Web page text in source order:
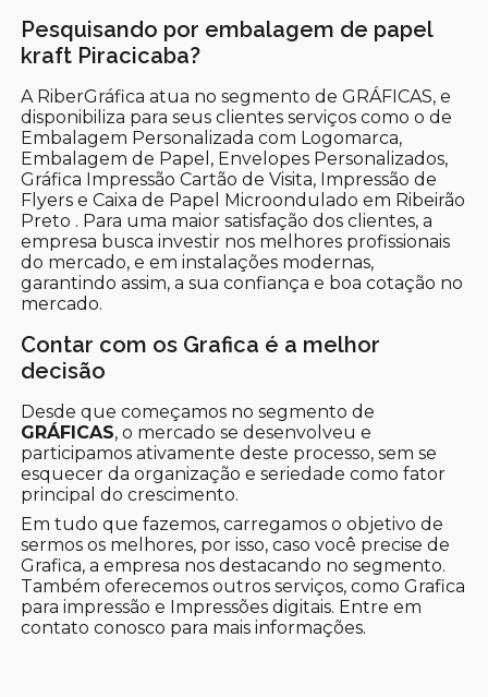
Pesquisando por embalagem de papel
kraft Piracicaba?
A RiberGráfica atua no segmento de GRÁFICAS, e
disponibiliza para seus clientes serviços como o de
Embalagem Personalizada com Logomarca,
Embalagem de Papel, Envelopes Personalizados,
Gráfica Impressão Cartão de Visita, Impressão de
Flyers e Caixa de Papel Microondulado em Ribeirão
Preto . Para uma maior satisfação dos clientes, a
empresa busca investir nos melhores profissionais
do mercado, e em instalações modernas,
garantindo assim, a sua confiança e boa cotação no
mercado.
Contar com os Grafica é a melhor
decisão
Desde que começamos no segmento de
GRÁFICAS, o mercado se desenvolveu e
participamos ativamente deste processo, sem se
esquecer da organização e seriedade como fator
principal do crescimento.
Em tudo que fazemos, carregamos o objetivo de
sermos os melhores, por isso, caso você precise de
Grafica, a empresa nos destacando no segmento.
Também oferecemos outros serviços, como Grafica
para impressão e Impressões digitais. Entre em
contato conosco para mais informações.